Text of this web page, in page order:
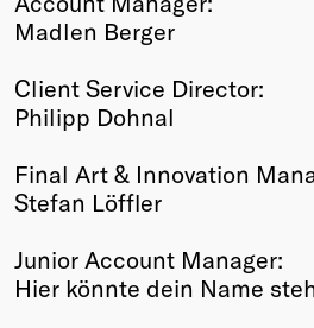
Madlen Berger
Client Service Director:
Philipp Dohnal
Final Art & Innovation
Stefan Löffler
Junior Account Manager:
Hier könnte dein Name